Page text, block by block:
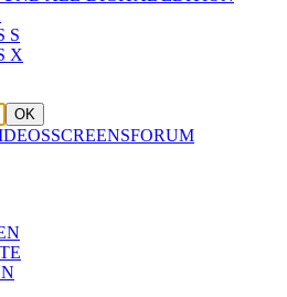
S
X
OK
SCREENSFORUM